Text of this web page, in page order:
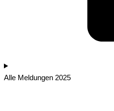
Alle Meldungen 2025